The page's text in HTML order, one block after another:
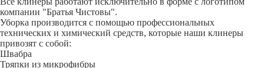
компании "Братья Чистовы".
Уборка производится с помощью профессиональных
технических и химический средств, которые наши клинеры
привозят с собой:
Швабра
Тряпки из микрофибры